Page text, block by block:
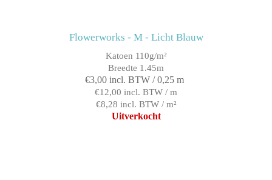
Flowerworks - M - Licht Blauw
Katoen 110g/m²
Breedte 1.45m
€3,00 incl. BTW / 0,25 m
€12,00 incl. BTW / m
€8,28 incl. BTW / m²
Uitverkocht